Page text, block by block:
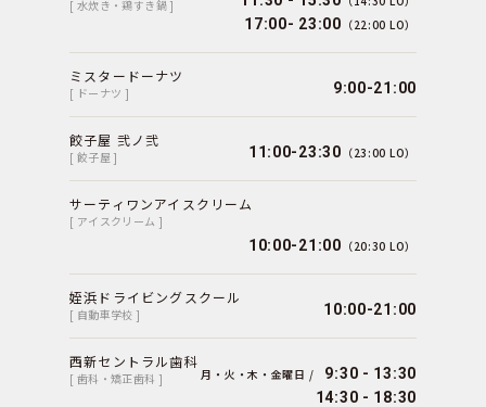
[ 水炊き・鶏すき鍋 ]
17:00- 23:00 （22:00 LO）
ミスタードーナツ
[ ドーナツ ] 9:00-21:00
餃子屋 弐ノ弐
[ 餃子屋 ] 11:00-23:30 （23:00 LO）
サーティワンアイスクリーム
[ アイスクリーム ]
10:00-21:00 （20:30 LO）
姪浜ドライビングスクール
[ 自動車学校 ] 10:00-21:00
西新セントラル歯科
[ 歯科・矯正歯科 ] 月・火・木・金曜日 /
9:30 - 13:30
14:30 - 18:30